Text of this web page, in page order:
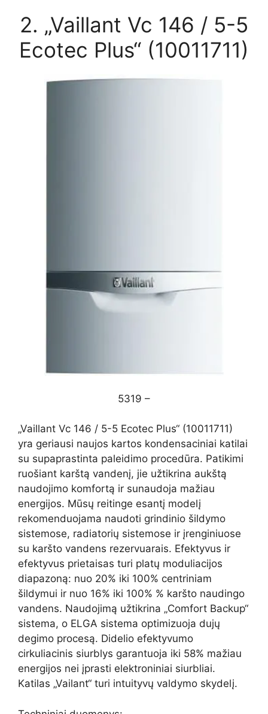
2. „Vaillant Vc 146 / 5-5
Ecotec Plus“ (10011711)
5319 –
„Vaillant Vc 146 / 5-5 Ecotec Plus“ (10011711)
yra geriausi naujos kartos kondensaciniai katilai
su supaprastinta paleidimo procedūra. Patikimi
ruošiant karštą vandenį, jie užtikrina aukštą
naudojimo komfortą ir sunaudoja mažiau
energijos. Mūsų reitinge esantį modelį
rekomenduojama naudoti grindinio šildymo
sistemose, radiatorių sistemose ir įrenginiuose
su karšto vandens rezervuarais. Efektyvus ir
efektyvus prietaisas turi platų moduliacijos
diapazoną: nuo 20% iki 100% centriniam
šildymui ir nuo 16% iki 100% % karšto naudingo
vandens. Naudojimą užtikrina „Comfort Backup“
sistema, o ELGA sistema optimizuoja dujų
degimo procesą. Didelio efektyvumo
cirkuliacinis siurblys garantuoja iki 58% mažiau
energijos nei įprasti elektroniniai siurbliai.
Katilas „Vailant“ turi intuityvų valdymo skydelį.